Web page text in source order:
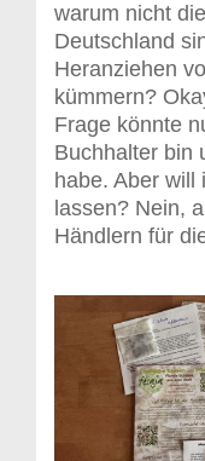
warum nicht
Deutschland
Heranziehen
kümmern?
Frage könnte
Buchhalter bin
habe. Aber will
lassen? Nein,
Händlern für